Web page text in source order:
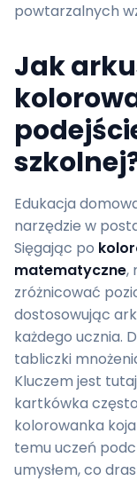
powtarzalnych
Jak
Edukacja
narzędzie w
Sięgając po
matematyczne,
zróżnicować
dostosowując
każdego ucznia.
tabliczki
Kluczem jest
kartkówka
kolorowanka
temu uczeń
umysłem, co